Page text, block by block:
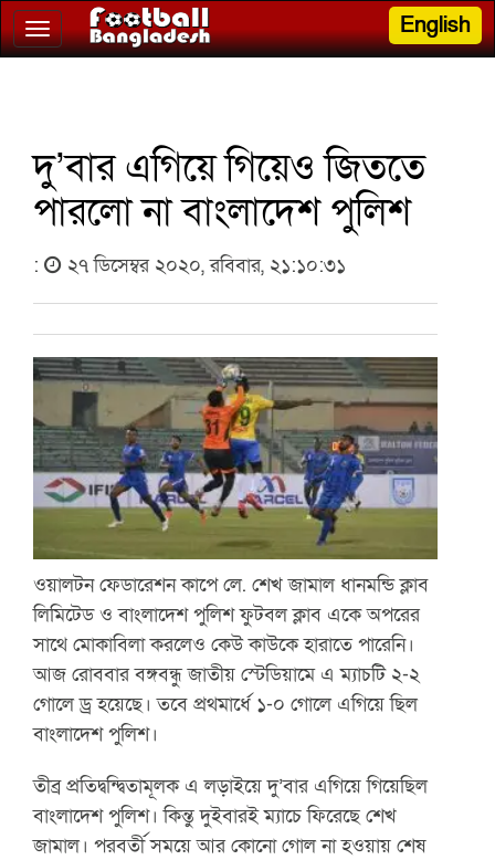
Toggle
navigation
English
দু’বার এগিয়ে গিয়েও জিততে
পারলো না বাংলাদেশ পুলিশ
: ২৭ ডিসেম্বর ২০২০, রবিবার, ২১:১০:৩১
ওয়ালটন ফেডারেশন কাপে লে. শেখ জামাল ধানমন্ডি ক্লাব
লিমিটেড ও বাংলাদেশ পুলিশ ফুটবল ক্লাব একে অপরের
সাথে মোকাবিলা করলেও কেউ কাউকে হারাতে পারেনি।
আজ রোববার বঙ্গবন্ধু জাতীয় স্টেডিয়ামে এ ম্যাচটি ২-২
গোলে ড্র হয়েছে। তবে প্রথমার্ধে ১-০ গোলে এগিয়ে ছিল
বাংলাদেশ পুলিশ।
তীব্র প্রতিদ্বন্দ্বিতামূলক এ লড়াইয়ে দু’বার এগিয়ে গিয়েছিল
বাংলাদেশ পুলিশ। কিন্তু দুইবারই ম্যাচে ফিরেছে শেখ
জামাল। পরবর্তী সময়ে আর কোনো গোল না হওয়ায় শেষ